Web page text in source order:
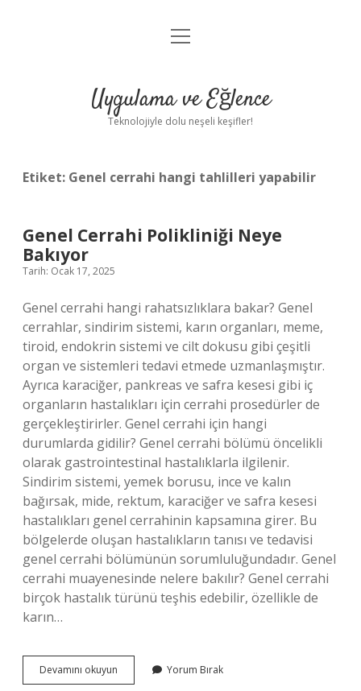
Anasayfa
Yasal Uyarı
menüyü
Uygulama ve Eğlence
Teknolojiyle dolu neşeli keşifler!
Etiket: Genel cerrahi hangi tahlilleri yapabilir
Genel Cerrahi Polikliniği Neye
Bakıyor
Tarih: Ocak 17, 2025
Genel cerrahi hangi rahatsızlıklara bakar? Genel
cerrahlar, sindirim sistemi, karın organları, meme,
tiroid, endokrin sistemi ve cilt dokusu gibi çeşitli
organ ve sistemleri tedavi etmede uzmanlaşmıştır.
Ayrıca karaciğer, pankreas ve safra kesesi gibi iç
organların hastalıkları için cerrahi prosedürler de
gerçekleştirirler. Genel cerrahi için hangi
durumlarda gidilir? Genel cerrahi bölümü öncelikli
olarak gastrointestinal hastalıklarla ilgilenir.
Sindirim sistemi, yemek borusu, ince ve kalın
bağırsak, mide, rektum, karaciğer ve safra kesesi
hastalıkları genel cerrahinin kapsamına girer. Bu
bölgelerde oluşan hastalıkların tanısı ve tedavisi
genel cerrahi bölümünün sorumluluğundadır. Genel
cerrahi muayenesinde nelere bakılır? Genel cerrahi
birçok hastalık türünü teşhis edebilir, özellikle de
karın…
Devamını okuyun
Cerrahi
Yorum Bırak